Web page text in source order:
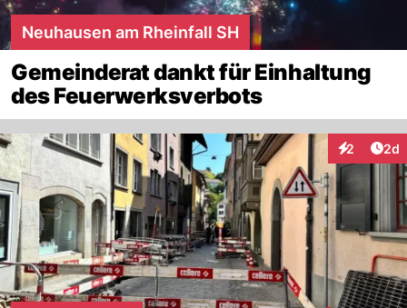
Neuhausen am Rheinfall SH
Gemeinderat dankt für Einhaltung
des Feuerwerksverbots
2 2d